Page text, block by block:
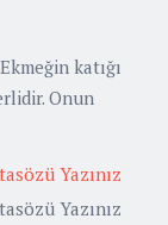
katığı
Onun
Yazınız
Yazınız